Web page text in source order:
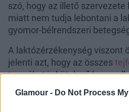
Glamour - Do Not Process
szó, hogy az illető
miatt nem tudja lebontani a
gyomor-bélrendszeri
A laktózérzékenység viszont
jelenti azt, hogy az összes
terméket is kötelező lenne
például olyan sajtok is,